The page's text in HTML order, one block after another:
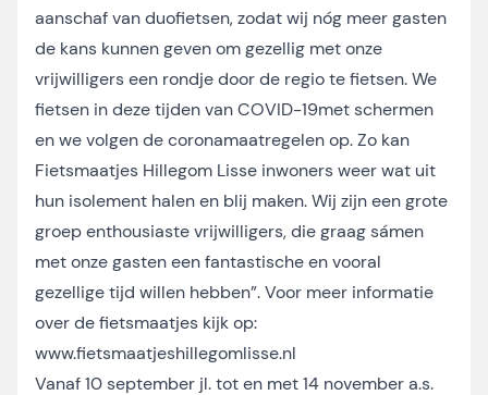
aanschaf van duofietsen, zodat wij nóg meer gasten
de kans kunnen geven om gezellig met onze
vrijwilligers een rondje door de regio te fietsen. We
fietsen in deze tijden van COVID-19met schermen
en we volgen de coronamaatregelen op. Zo kan
Fietsmaatjes Hillegom Lisse inwoners weer wat uit
hun isolement halen en blij maken. Wij zijn een grote
groep enthousiaste vrijwilligers, die graag sámen
met onze gasten een fantastische en vooral
gezellige tijd willen hebben”. Voor meer informatie
over de fietsmaatjes kijk op:
www.fietsmaatjeshillegomlisse.nl
Vanaf 10 september jl. tot en met 14 november a.s.